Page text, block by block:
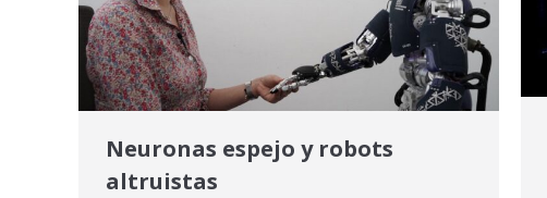
Neuronas espejo y robots
altruistas